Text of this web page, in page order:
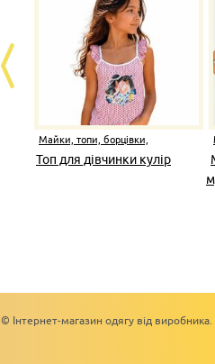
Майки, топи, борцівки,
Топ для дівчинки кулір
© Інтернет-магазин одягу від